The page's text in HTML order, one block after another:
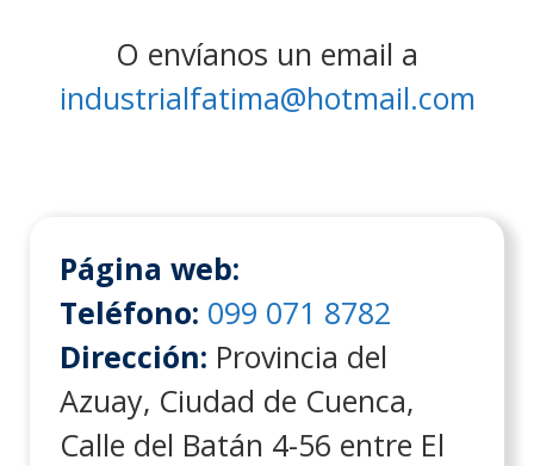
O envíanos un email a
industrialfatima@hotmail.com
Página web:
Teléfono: 099 071 8782
Dirección: Provincia del
Azuay, Ciudad de Cuenca,
Calle del Batán 4-56 entre El